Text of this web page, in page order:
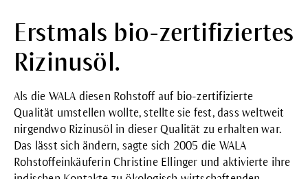
Erstmals bio-zertifiziertes
Rizinusöl.
Als die WALA diesen Rohstoff auf bio-zertifizierte
Qualität umstellen wollte, stellte sie fest, dass weltweit
nirgendwo Rizinusöl in dieser Qualität zu erhalten war.
Das lässt sich ändern, sagte sich 2005 die WALA
Rohstoffeinkäuferin Christine Ellinger und aktivierte ihre